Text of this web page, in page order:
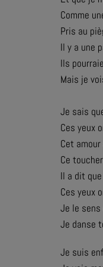
Comme
Pris au
Il y a une
Ils
Mais je
Je sais
Ces yeux
Cet
Ce
Il a dit
Ces yeux
Je le sens
Je danse
Je suis